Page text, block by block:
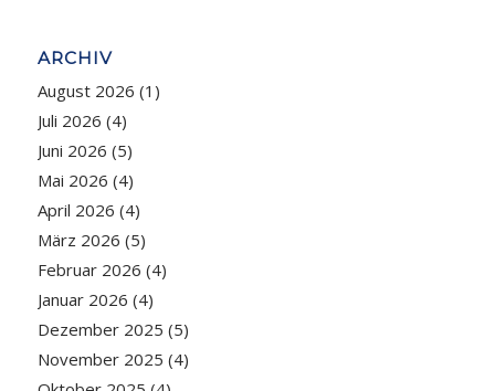
ARCHIV
August 2026 (1)
Juli 2026 (4)
Juni 2026 (5)
Mai 2026 (4)
April 2026 (4)
März 2026 (5)
Februar 2026 (4)
Januar 2026 (4)
Dezember 2025 (5)
November 2025 (4)